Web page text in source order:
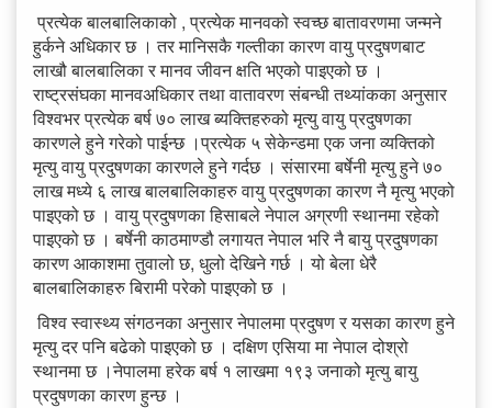
प्रत्येक बालबालिकाको , प्रत्येक मानवको स्वच्छ बातावरणमा जन्मने
हुर्कने अधिकार छ । तर मानिसकै गल्तीका कारण वायु प्रदुषणबाट
लाखौ बालबालिका र मानव जीवन क्षति भएको पाइएको छ ।
राष्ट्रसंघका मानवअधिकार तथा वातावरण संबन्धी तथ्यांकका अनुसार
विश्वभर प्रत्येक बर्ष ७० लाख ब्यक्तिहरुको मृत्यु वायु प्रदुषणका
कारणले हुने गरेको पाईन्छ ।प्रत्येक ५ सेकेन्डमा एक जना व्यक्तिको
मृत्यु वायु प्रदुषणका कारणले हुने गर्दछ । संसारमा बर्षेनी मृत्यु हुने ७०
लाख मध्ये ६ लाख बालबालिकाहरु वायु प्रदुषणका कारण नै मृत्यु भएको
पाइएको छ । वायु प्रदुषणका हिसाबले नेपाल अग्रणी स्थानमा रहेको
पाइएको छ । बर्षेनी काठमाण्डौ लगायत नेपाल भरि नै बायु प्रदुषणका
कारण आकाशमा तुवालो छ, धुलो देखिने गर्छ । यो बेला धेरै
बालबालिकाहरु बिरामी परेको पाइएको छ ।
विश्व स्वास्थ्य संगठनका अनुसार नेपालमा प्रदुषण र यसका कारण हुने
मृत्यु दर पनि बढेको पाइएको छ । दक्षिण एसिया मा नेपाल दोश्रो
स्थानमा छ ।नेपालमा हरेक बर्ष १ लाखमा १९३ जनाको मृत्यु बायु
प्रदुषणका कारण हुन्छ ।